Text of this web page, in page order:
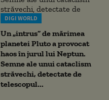
DIGI WORLD
Un „intrus” de mărimea
planetei Pluto a provocat
haos în jurul lui Neptun.
Semne ale unui cataclism
străvechi, detectate de
telescopul...